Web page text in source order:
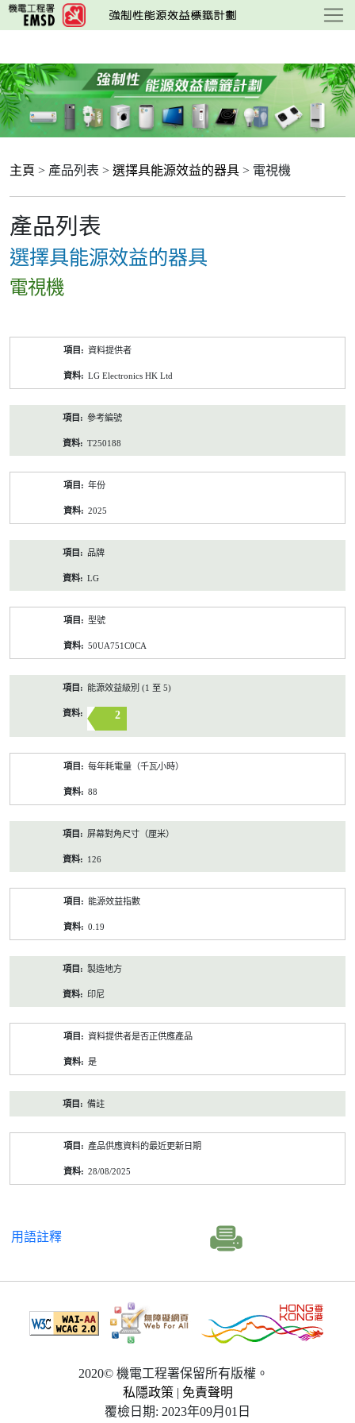
跳
至
要
內
容
主頁 > 產品列表 > 選擇具能源效益的器具 > 電視機
產品列表
選擇具能源效益的器具
電視機
資料提供者
LG Electronics HK Ltd
參考編號
T250188
年份
2025
品牌
LG
型號
50UA751C0CA
能源效益級別 (1 至 5)
2
每年耗電量（千瓦小時）
88
屏幕對角尺寸（厘米）
126
能源效益指數
0.19
製造地方
印尼
資料提供者是否正供應產品
是
備註
產品供應資料的最近更新日期
28/08/2025
用語註釋
2020© 機電工程署保留所有版權。
私隱政策 | 免責聲明
覆檢日期: 2023年09月01日